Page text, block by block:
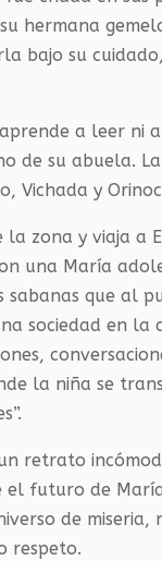
hermana
bajo su
a leer ni
de su abuela.
y
zona y viaja a
una María
sabanas que al
sociedad en la
la niña se
retrato
futuro de
de
respeto.